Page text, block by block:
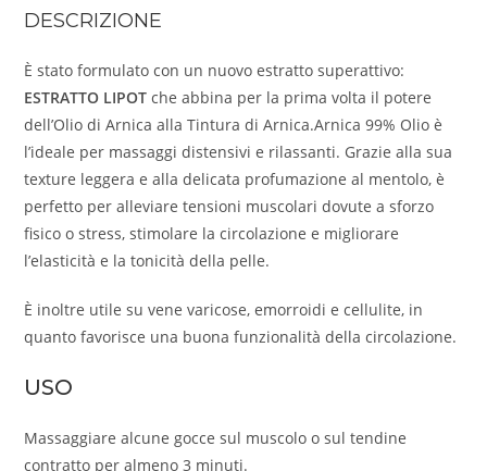
DESCRIZIONE
È stato formulato con un nuovo estratto superattivo:
ESTRATTO LIPOT che abbina per la prima volta il potere
dell’Olio di Arnica alla Tintura di Arnica.Arnica 99% Olio è
l’ideale per massaggi distensivi e rilassanti. Grazie alla sua
texture leggera e alla delicata profumazione al mentolo, è
perfetto per alleviare tensioni muscolari dovute a sforzo
fisico o stress, stimolare la circolazione e migliorare
l’elasticità e la tonicità della pelle.
È inoltre utile su vene varicose, emorroidi e cellulite, in
quanto favorisce una buona funzionalità della circolazione.
USO
Massaggiare alcune gocce sul muscolo o sul tendine
contratto per almeno 3 minuti.